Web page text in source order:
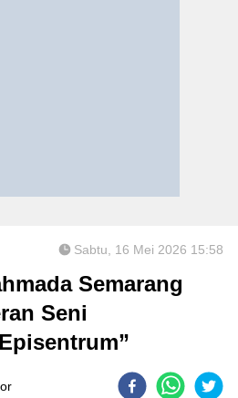
Sabtu, 16 Mei 2026 15:58
Semarang
Seni